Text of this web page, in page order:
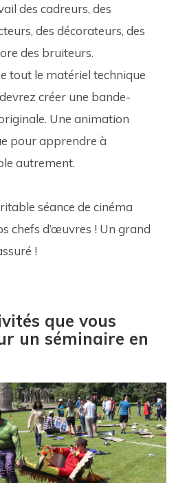
des cadreurs, des
des décorateurs, des
des bruiteurs.
tout le matériel technique
créer une bande-
Une animation
pour apprendre à
autrement.
séance de cinéma
chefs d’œuvres ! Un grand
!
que vous
un séminaire en